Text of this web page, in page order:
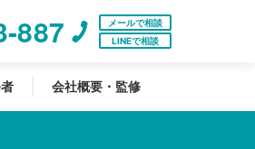
887
メールで相談
LINEで相談
会社概要・監修